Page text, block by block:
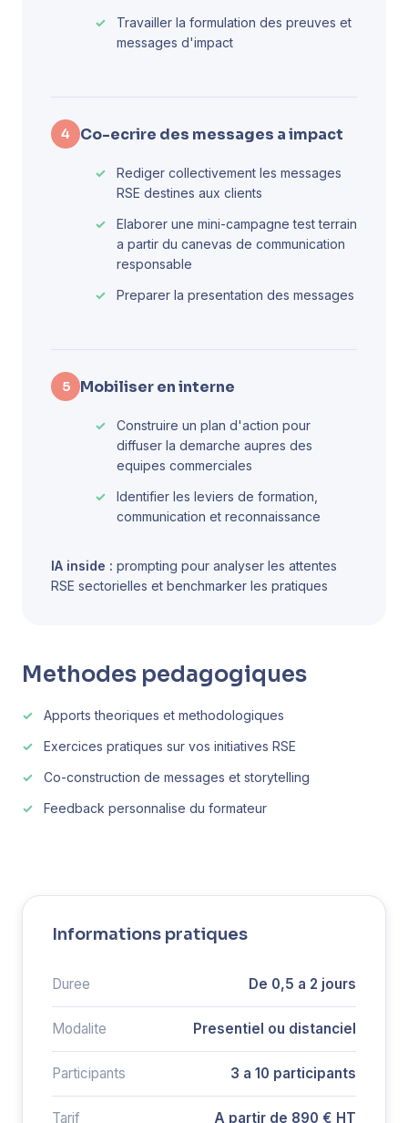
Travailler la formulation des preuves et
messages d'impact
4 Co-ecrire des messages a impact
Rediger collectivement les messages
RSE destines aux clients
Elaborer une mini-campagne test terrain
a partir du canevas de communication
responsable
Preparer la presentation des messages
5 Mobiliser en interne
Construire un plan d'action pour
diffuser la demarche aupres des
equipes commerciales
Identifier les leviers de formation,
communication et reconnaissance
IA inside : prompting pour analyser les attentes
RSE sectorielles et benchmarker les pratiques
Methodes pedagogiques
Apports theoriques et methodologiques
Exercices pratiques sur vos initiatives RSE
Co-construction de messages et storytelling
Feedback personnalise du formateur
Informations pratiques
Duree De 0,5 a 2 jours
Modalite Presentiel ou distanciel
Participants 3 a 10 participants
Tarif A partir de 890 € HT